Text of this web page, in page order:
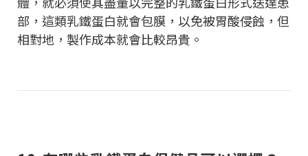
部，這類乳鐵蛋白就會包膜，以免被胃酸侵蝕，但
相對地，製作成本就會比較昂貴。